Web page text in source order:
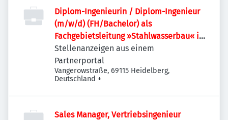
Diplom-Ingenieurin / Diplom-Ingenieur
(m/w/d) (FH/Bachelor) als
Fachgebietsleitung »Stahlwasserbau« im
Fachbereich Wasserstraße
Stellenanzeigen aus einem
Partnerportal
Vangerowstraße, 69115 Heidelberg,
Deutschland +
Sales Manager, Vertriebsingenieur